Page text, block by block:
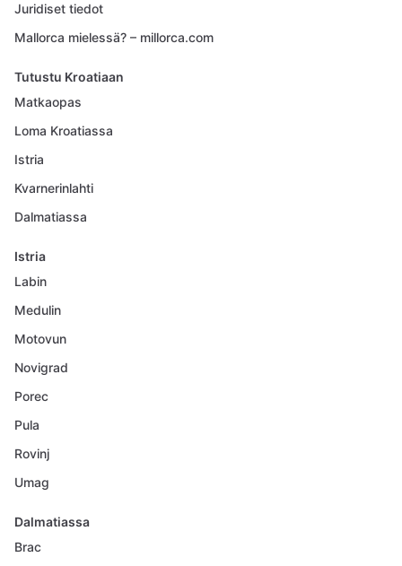
Juridiset tiedot
Mallorca mielessä? – millorca.com
Tutustu Kroatiaan
Matkaopas
Loma Kroatiassa
Istria
Kvarnerinlahti
Dalmatiassa
Istria
Labin
Medulin
Motovun
Novigrad
Porec
Pula
Rovinj
Umag
Dalmatiassa
Brac